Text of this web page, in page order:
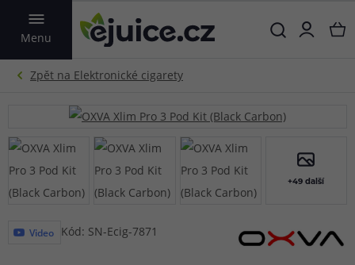
Menu
VYHLEDAT
+49 další
Video Kód: SN-Ecig-7871